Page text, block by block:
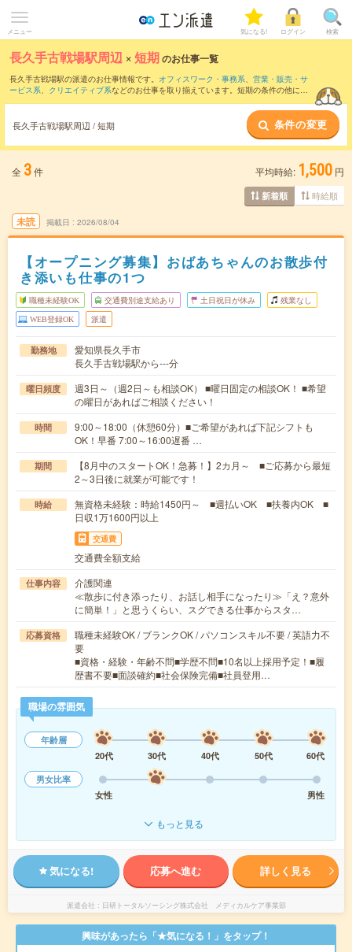
メニュー 気になる! ログイン 検索
長久手古戦場駅周辺 ×短期のお仕事一覧
長久手古戦場駅の派遣のお仕事情報です。 オフィスワーク・事務系、 営業・販売・サ
ービス系、 クリエイティブ系などのお仕事を取り揃えています。短期の条件の他に、
長久手古戦場駅周辺 / 短期 条件の変更
全 3件 平均時給: 1,500 円
新着順 時給順
未読 掲載日 2026/08/04
【オープニング募集】おばあちゃんのお散歩付
き添いも仕事の1つ
職種未経験OK 交通費別途支給あり 土日祝日が休み 残業なし
WEB登録OK 派遣
勤務地
愛知県長久手市
長久手古戦場駅から---分
曜日頻度
週3日～（週2日～も相談OK） ■曜日固定の相談OK！ ■希望
の曜日があればご相談ください！
時間
9:00～18:00（休憩60分）■ご希望があれば下記シフトも
OK！早番 7:00～16:00遅番 …
期間
【8月中のスタートOK！急募！】2カ月～ ■ご応募から最短
2～3日後に就業が可能です！
時給
無資格未経験：時給1450円～ ■週払いOK ■扶養内OK ■
日収1万1600円以上
交通費
交通費全額支給
仕事内容
介護関連
≪散歩に付き添ったり、お話し相手になったり≫「え？意外
に簡単！」と思うくらい、スグできる仕事からスタ…
応募資格
職種未経験OK / ブランクOK / パソコンスキル不要 / 英語力不
要
■資格・経験・年齢不問■学歴不問■10名以上採用予定！■履
歴書不要■面談確約■社会保険完備■社員登用…
職場の雰囲気
年齢層
20代
30代 40代 50代
60代
男女比率
女性
男性
もっと見る
気になる! 応募へ進む 詳しく見る
派遣会社 日研トータルソーシング株式会社 メディカルケア事業部
興味があったら「★気になる！」をタップ！